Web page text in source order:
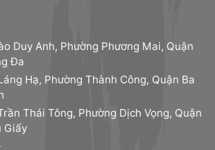
Duy Anh, Phường Phương Mai, Quận
Đa
Hạ, Phường Thành Công, Quận Ba
Thái Tông, Phường Dịch Vọng, Quận
Giấy